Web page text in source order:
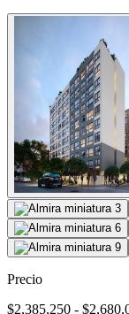
Precio
$2,385,250 -